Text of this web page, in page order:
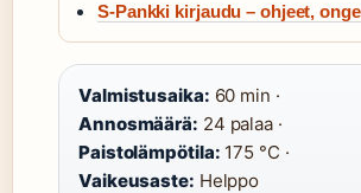
S-Pankki kirjaudu – ohjeet,
Valmistusaika: 60 min ·
Annosmäärä: 24 palaa ·
Paistolämpötila: 175 °C ·
Vaikeusaste: Helppo